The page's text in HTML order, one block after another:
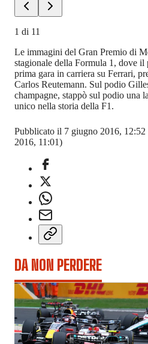
1 di 11
Le immagini del Gran Premio di
stagionale della Formula 1, dove il
prima gara in carriera su Ferrari,
Carlos Reutemann. Sul podio
champagne, stappò sul podio una
unico nella storia della F1.
Pubblicato il 7 giugno 2016, 12:52
2016, 11:01)
DA NON PERDERE